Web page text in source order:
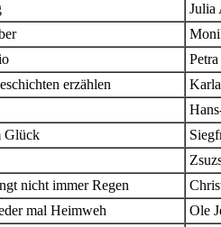
Julia
erzählen
Glück
nicht immer Regen
mal Heimweh
Ole